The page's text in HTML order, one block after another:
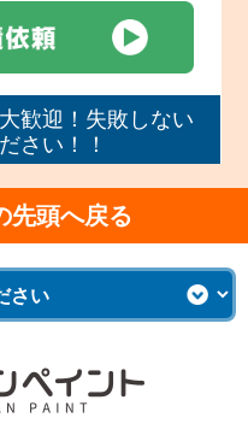
歓迎！失敗しない
さい！！
先頭へ戻る